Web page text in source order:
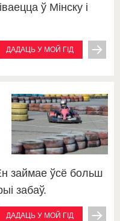
ў Мінску і
ДАДАЦЬ У МОЙ ГІД
займае ўсё больш
забаў.
ДАДАЦЬ У МОЙ ГІД